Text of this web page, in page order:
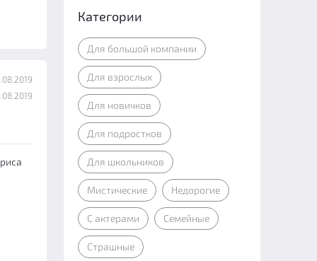
Категории
Для большой компании
Для взрослых
Для новичков
Для подростков
Для школьников
Мистические Недорогие
С актерами Семейные
Страшные